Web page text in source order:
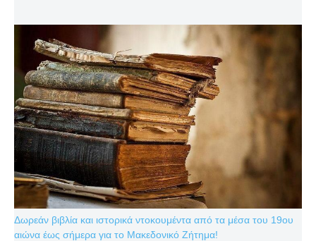
Δωρεάν βιβλία και ιστορικά ντοκουμέντα από τα μέσα του 19ου
αιώνα έως σήμερα για το Μακεδονικό Ζήτημα!